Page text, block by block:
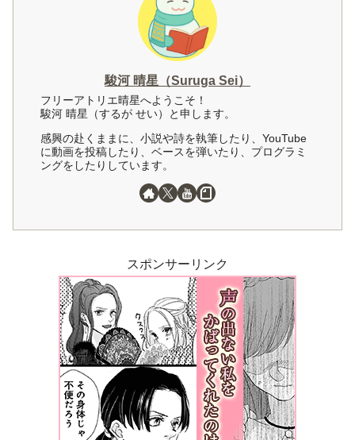
駿河 晴星（Suruga Sei）
フリーアトリエ晴星へようこそ！
駿河 晴星（するが せい）と申します。
感興の赴くままに、小説や詩を執筆したり、YouTube
に動画を投稿したり、ベースを弾いたり、プログラミ
ングをしたりしています。
スポンサーリンク